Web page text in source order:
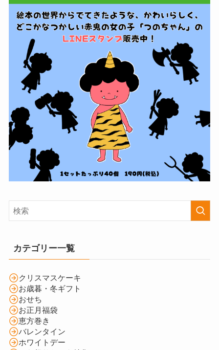
カテゴリー一覧
クリスマスケーキ
お歳暮・冬ギフト
おせち
お正月福袋
恵方巻き
バレンタイン
ホワイトデー